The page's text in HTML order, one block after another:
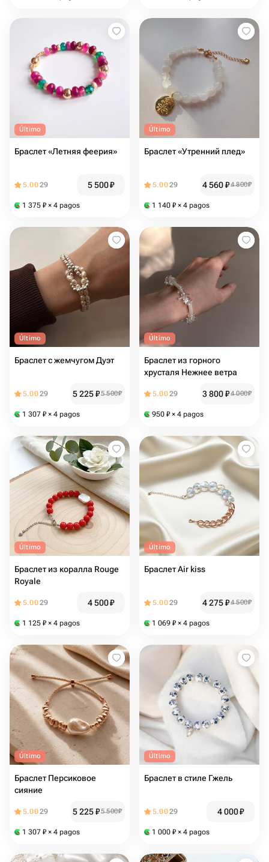
Último
Браслет «Летняя феерия»
5.0029 5 500₽
1 375 ₽ × 4 pagos
Último
Браслет «Утренний плед»
5.0029 4 560₽4 800₽
1 140 ₽ × 4 pagos
Último
Браслет с жемчугом Дуэт
5.0029 5 225₽5 500₽
1 307 ₽ × 4 pagos
Último
Браслет из горного
хрусталя Нежнее ветра
5.0029 3 800₽4 000₽
950 ₽ × 4 pagos
Último
Браслет из коралла Rouge
Royale
5.0029 4 500₽
1 125 ₽ × 4 pagos
Último
Браслет Air kiss
5.0029 4 275₽4 500₽
1 069 ₽ × 4 pagos
Último
Браслет Персиковое
сияние
5.0029 5 225₽5 500₽
1 307 ₽ × 4 pagos
Último
Браслет в стиле Гжель
5.0029 4 000₽
1 000 ₽ × 4 pagos